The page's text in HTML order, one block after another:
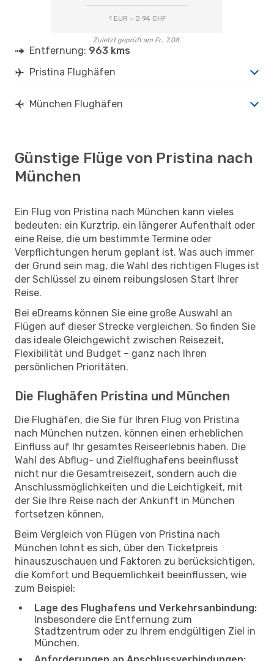
1 EUR = 0.94 CHF
Zuletzt geprüft am Fr., 7.08.
Entfernung: 963 kms
Pristina Flughäfen
München Flughäfen
Günstige Flüge von Pristina nach
München
Ein Flug von Pristina nach München kann vieles
bedeuten: ein Kurztrip, ein längerer Aufenthalt oder
eine Reise, die um bestimmte Termine oder
Verpflichtungen herum geplant ist. Was auch immer
der Grund sein mag, die Wahl des richtigen Fluges ist
der Schlüssel zu einem reibungslosen Start Ihrer
Reise.
Bei eDreams können Sie eine große Auswahl an
Flügen auf dieser Strecke vergleichen. So finden Sie
das ideale Gleichgewicht zwischen Reisezeit,
Flexibilität und Budget – ganz nach Ihren
persönlichen Prioritäten.
Die Flughäfen Pristina und München
Die Flughäfen, die Sie für Ihren Flug von Pristina
nach München nutzen, können einen erheblichen
Einfluss auf Ihr gesamtes Reiseerlebnis haben. Die
Wahl des Abflug- und Zielflughafens beeinflusst
nicht nur die Gesamtreisezeit, sondern auch die
Anschlussmöglichkeiten und die Leichtigkeit, mit
der Sie Ihre Reise nach der Ankunft in München
fortsetzen können.
Beim Vergleich von Flügen von Pristina nach
München lohnt es sich, über den Ticketpreis
hinauszuschauen und Faktoren zu berücksichtigen,
die Komfort und Bequemlichkeit beeinflussen, wie
zum Beispiel:
Lage des Flughafens und Verkehrsanbindung:
Insbesondere die Entfernung zum
Stadtzentrum oder zu Ihrem endgültigen Ziel in
München.